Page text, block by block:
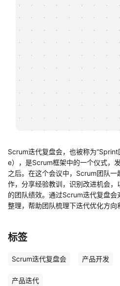
支持
帮助中心
Scrum迭代复盘会，也被称为
e），是Scrum框架中的一个仪式，
之后。在这个会议中，Scrum团队一
作，分享经验教训，识别改进机会
的团队绩效。通过Scrum迭代复盘
整理，帮助团队梳理下迭代优化方向
标签
Scrum迭代复盘会 产品开发
产品迭代